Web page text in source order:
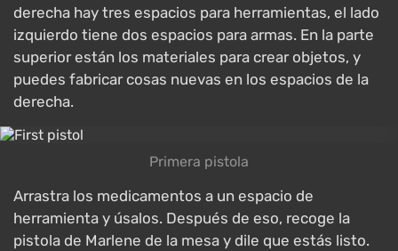
derecha hay tres espacios para herramientas, el lado
izquierdo tiene dos espacios para armas. En la parte
superior están los materiales para crear objetos, y
puedes fabricar cosas nuevas en los espacios de la
derecha.
Primera pistola
Arrastra los medicamentos a un espacio de
herramienta y úsalos. Después de eso, recoge la
pistola de Marlene de la mesa y dile que estás listo.